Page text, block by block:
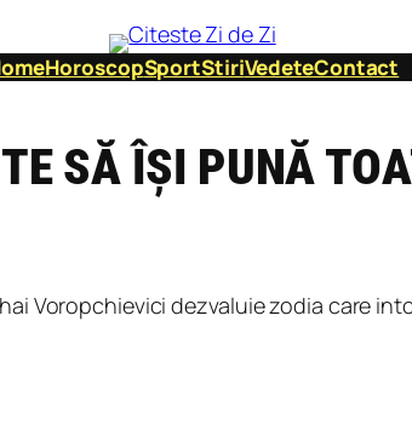
HoroscopSportStiriVedeteContact
SĂ ÎȘI PUNĂ